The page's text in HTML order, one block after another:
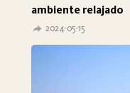
ambiente relajado
2024-05-15